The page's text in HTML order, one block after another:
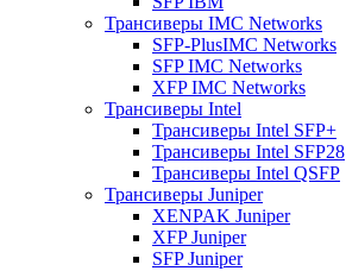
Трансиверы IMC Networks
SFP-PlusIMC Networks
SFP IMC Networks
XFP IMC Networks
Трансиверы Intel
Трансиверы Intel SFP+
Трансиверы Intel SFP28
Трансиверы Intel QSFP
Трансиверы Juniper
XENPAK Juniper
XFP Juniper
SFP Juniper